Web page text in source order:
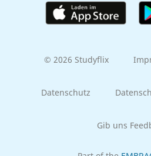
© 2026 Studyflix
Datenschutz
Gib uns